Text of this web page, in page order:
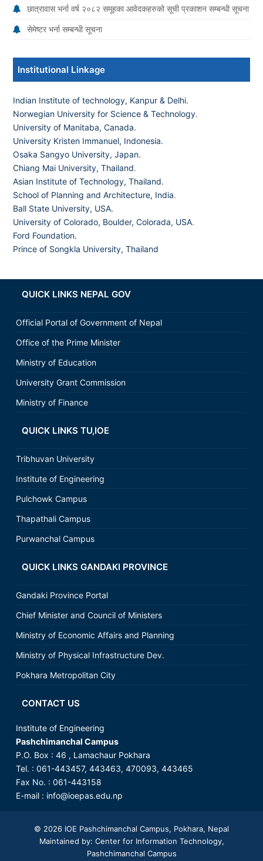
छात्रावास भर्ना वर्ष २०८२ समूहका आवेदकहरुको सूची प्रकाशन सम्बन्धी सूचना
सेमेष्टर भर्ना सम्बन्धी सूचना
Institutional Linkage
Indian Institute of technology, Kanpur & Delhi.
Norwegian University for Science & Technology.
University of Manitaba, Canada.
University Kristen Immanuel, Indonesia.
Osaka Sangyo University, Japan.
Chiang Mai University, Thailand.
Asian Institute of Technology, Thailand.
School of Planning and Architecture, India.
Ball State University, USA.
University of Colorado, Boulder, Colorada, USA.
Ford Foundation.
Prince of Songkla University, Thailand
QUICK LINKS NEPAL GOV
Official Portal of Government of Nepal
Office of the Prime Minister
Ministry of Education
University Grant Commission
Ministry of Finance
QUICK LINKS TU,IOE
Tribhuvan University
Institute of Engineering
Pulchowk Campus
Thapathali Campus
Purwanchal Campus
QUICK LINKS GANDAKI PROVINCE
Gandaki Province Portal
Chief Minister and Council of Ministers
Ministry of Economic Affairs and Planning
Ministry of Physical Infrastructure Dev.
Pokhara Metropolitan City
CONTACT US
Institute of Engineering
Pashchimanchal Campus
P.O. Box : 46 , Lamachaur Pokhara
Tel. : 061-443457, 443463, 470093, 443465
Fax No. : 061-443158
E-mail : info@ioepas.edu.np
© 2026 IOE Pashchimanchal Campus, Pokhara, Nepal
Maintained by: Center for Information Technology,
Pashchimanchal Campus